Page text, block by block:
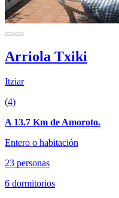
Arriola Txiki
Itziar
(4)
A 13.7 Km de Amoroto.
Entero o habitación
23 personas
6 dormitorios